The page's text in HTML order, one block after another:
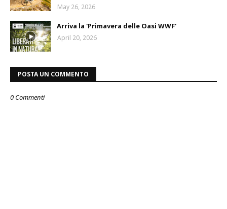
May 26, 2026
Arriva la 'Primavera delle Oasi WWF'
April 20, 2026
POSTA UN COMMENTO
0 Commenti